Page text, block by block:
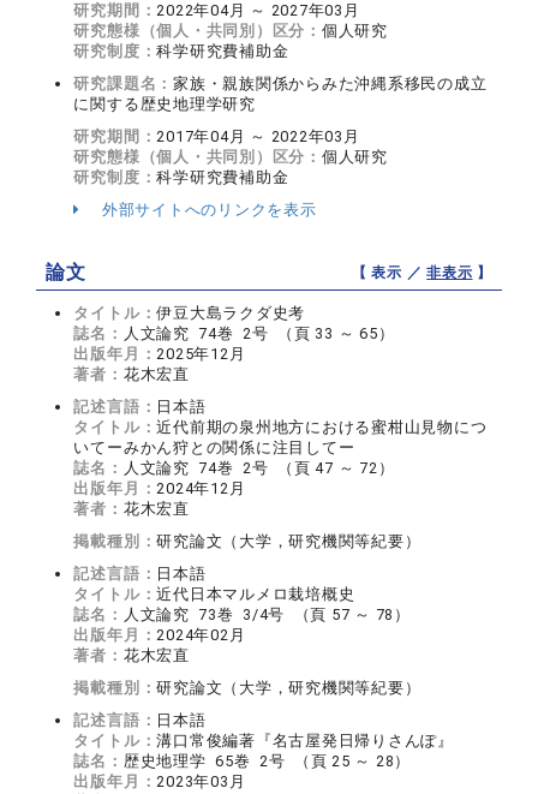
研究期間：2022年04月 ～ 2027年03月
研究態様（個人・共同別）区分： 個人研究
研究制度：科学研究費補助金
研究課題名：家族・親族関係からみた沖縄系移民の成立
に関する歴史地理学研究
研究期間：2017年04月 ～ 2022年03月
研究態様（個人・共同別）区分： 個人研究
研究制度：科学研究費補助金
外部サイトへのリンクを表示
論文 【 表示 ／非表示 】
タイトル：伊豆大島ラクダ史考
誌名： 人文論究 74巻 2号 （頁 33 ～ 65）
出版年月：2025年12月
著者： 花木宏直
記述言語： 日本語
タイトル：近代前期の泉州地方における蜜柑山見物につ
いてーみかん狩との関係に注目してー
誌名： 人文論究 74巻 2号 （頁 47 ～ 72）
出版年月：2024年12月
著者： 花木宏直
掲載種別：研究論文（大学，研究機関等紀要）
記述言語： 日本語
タイトル：近代日本マルメロ栽培概史
誌名： 人文論究 73巻 3/4号 （頁 57 ～ 78）
出版年月：2024年02月
著者： 花木宏直
掲載種別：研究論文（大学，研究機関等紀要）
記述言語： 日本語
タイトル：溝口常俊編著『名古屋発日帰りさんぽ』
誌名： 歴史地理学 65巻 2号 （頁 25 ～ 28）
出版年月：2023年03月